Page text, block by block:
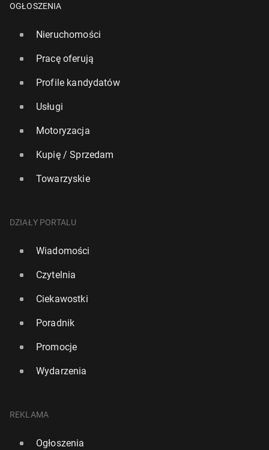
OGŁOSZENIA
Nieruchomości
Pracę oferują
Profile kandydatów
Usługi
Motoryzacja
Kupię / Sprzedam
Towarzyskie
DZIAŁY PORTALU
Wiadomości
Czytelnia
Ciekawostki
Poradnik
Promocje
Wydarzenia
REKLAMA
Ogłoszenia